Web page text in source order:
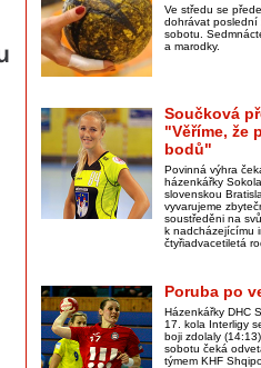
Ve středu se
dohrávat poslední
sobotu.
a marodky.
Součková
"Věříme, že
bodů"
Povinná výhra
házenkářky
slovenskou
vyvarujeme
soustředěni na
k nadcházejícímu
čtyřiadvacetiletá
Poruba po
Házenkářky DHC
17. kola Interligy
boji zdolaly
sobotu čeká
týmem KHF